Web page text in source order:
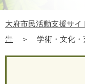
大府市民活動支援サイ
告
＞ 学術・文化